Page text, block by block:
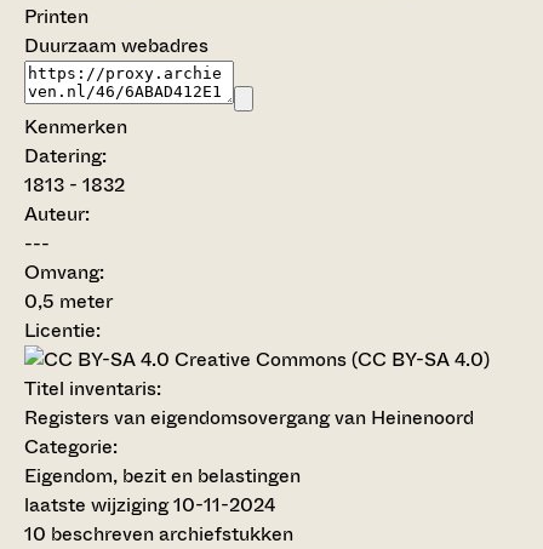
Printen
Duurzaam webadres
Kenmerken
Datering:
1813 - 1832
Auteur:
---
Omvang:
0,5 meter
Licentie:
Creative Commons (CC BY-SA 4.0)
Titel inventaris:
Registers van eigendomsovergang van Heinenoord
Categorie:
Eigendom, bezit en belastingen
laatste wijziging 10-11-2024
10 beschreven archiefstukken